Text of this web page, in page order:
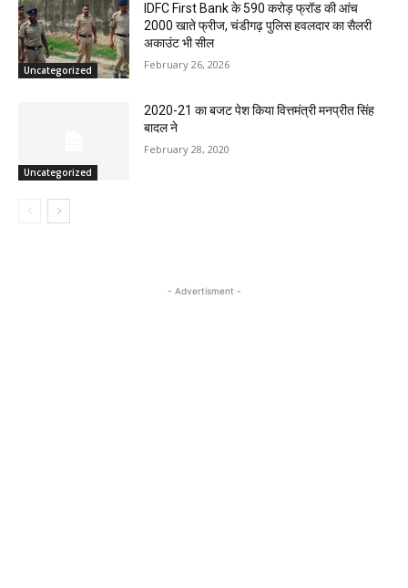
Uncategorized
IDFC First Bank के 590 करोड़ फ्रॉड की आंच
2000 खाते फ्रीज, चंडीगढ़ पुलिस हवलदार का सैलरी
अकाउंट भी सील
February 26, 2026
Uncategorized
2020-21 का बजट पेश किया वित्तमंत्री मनप्रीत सिंह
बादल ने
February 28, 2020
- Advertisment -